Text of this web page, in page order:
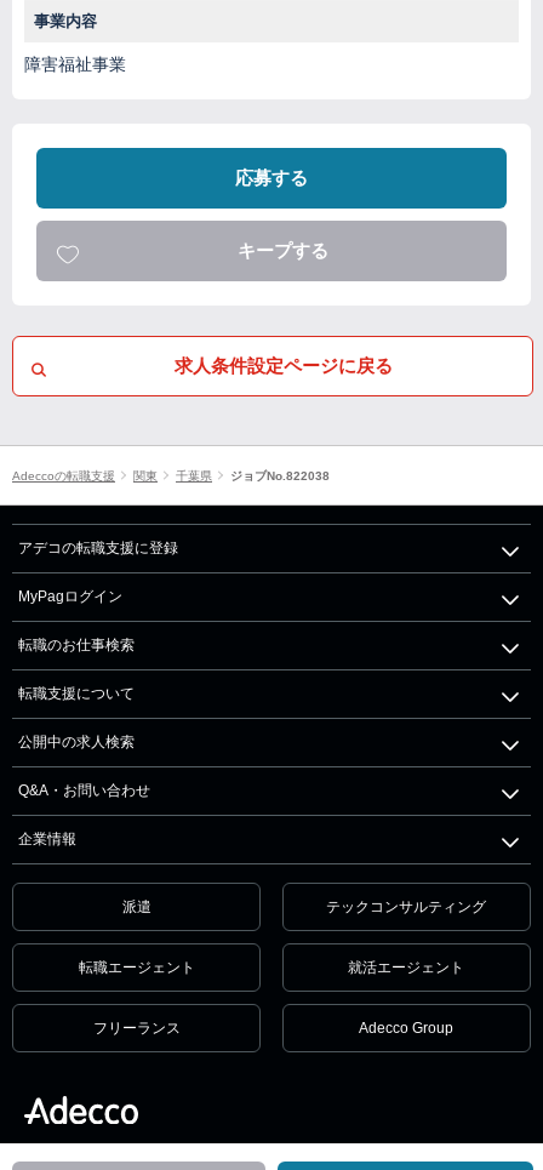
事業内容
障害福祉事業
応募する
キープする
求人条件設定ページに戻る
Adeccoの転職支援 関東 千葉県 ジョブNo.822038
アデコの転職支援に登録
MyPagログイン
転職のお仕事検索
転職支援について
公開中の求人検索
Q&A・お問い合わせ
企業情報
派遣 テックコンサルティング
転職エージェント 就活エージェント
フリーランス Adecco Group